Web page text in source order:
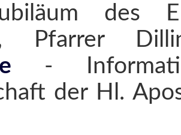
des
Pfarrer
-
der Hl.